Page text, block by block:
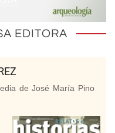
EDITORA
de José María Pino